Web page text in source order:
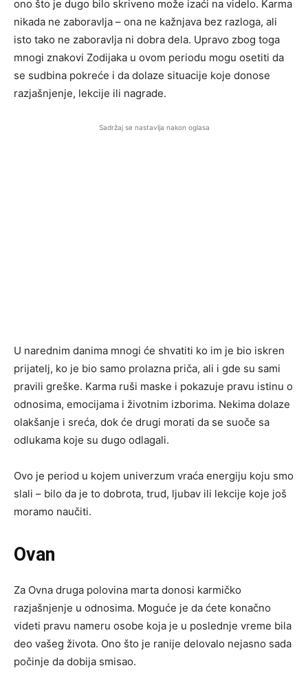
ono što je dugo bilo skriveno može izaći na videlo. Karma
nikada ne zaboravlja – ona ne kažnjava bez razloga, ali
isto tako ne zaboravlja ni dobra dela. Upravo zbog toga
mnogi znakovi Zodijaka u ovom periodu mogu osetiti da
se sudbina pokreće i da dolaze situacije koje donose
razjašnjenje, lekcije ili nagrade.
Sadržaj se nastavlja nakon oglasa
U narednim danima mnogi će shvatiti ko im je bio iskren
prijatelj, ko je bio samo prolazna priča, ali i gde su sami
pravili greške. Karma ruši maske i pokazuje pravu istinu o
odnosima, emocijama i životnim izborima. Nekima dolaze
olakšanje i sreća, dok će drugi morati da se suoče sa
odlukama koje su dugo odlagali.
Ovo je period u kojem univerzum vraća energiju koju smo
slali – bilo da je to dobrota, trud, ljubav ili lekcije koje još
moramo naučiti.
Ovan
Za Ovna druga polovina marta donosi karmičko
razjašnjenje u odnosima. Moguće je da ćete konačno
videti pravu nameru osobe koja je u poslednje vreme bila
deo vašeg života. Ono što je ranije delovalo nejasno sada
počinje da dobija smisao.